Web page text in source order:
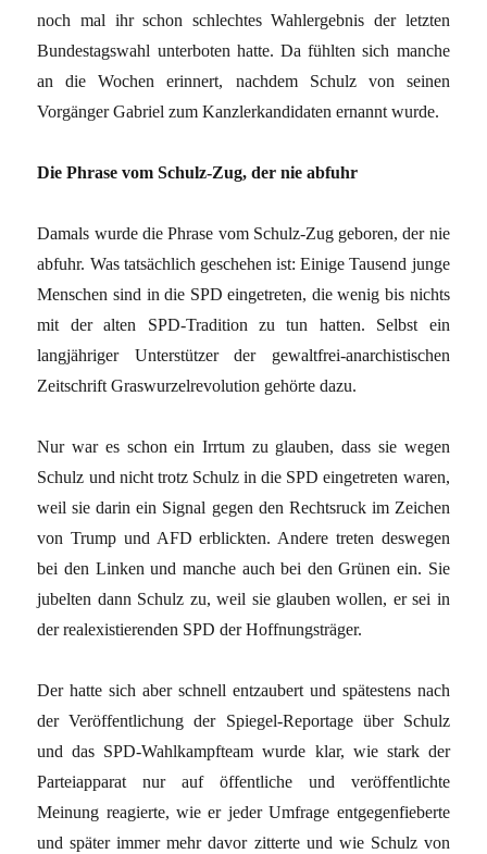
noch mal ihr schon schlechtes Wahlergebnis der letzten
Bundestagswahl unterboten hatte. Da fühlten sich manche
an die Wochen erinnert, nachdem Schulz von seinen
Vorgänger Gabriel zum Kanzlerkandidaten ernannt wurde.
Die Phrase vom Schulz-Zug, der nie abfuhr
Damals wurde die Phrase vom Schulz-Zug geboren, der nie
abfuhr. Was tatsächlich geschehen ist: Einige Tausend junge
Menschen sind in die SPD eingetreten, die wenig bis nichts
mit der alten SPD-Tradition zu tun hatten. Selbst ein
langjähriger Unterstützer der gewaltfrei-anarchistischen
Zeitschrift Graswurzelrevolution gehörte dazu.
Nur war es schon ein Irrtum zu glauben, dass sie wegen
Schulz und nicht trotz Schulz in die SPD eingetreten waren,
weil sie darin ein Signal gegen den Rechtsruck im Zeichen
von Trump und AFD erblickten. Andere treten deswegen
bei den Linken und manche auch bei den Grünen ein. Sie
jubelten dann Schulz zu, weil sie glauben wollen, er sei in
der realexistierenden SPD der Hoffnungsträger.
Der hatte sich aber schnell entzaubert und spätestens nach
der Veröffentlichung der Spiegel-Reportage über Schulz
und das SPD-Wahlkampfteam wurde klar, wie stark der
Parteiapparat nur auf öffentliche und veröffentlichte
Meinung reagierte, wie er jeder Umfrage entgegenfieberte
und später immer mehr davor zitterte und wie Schulz von